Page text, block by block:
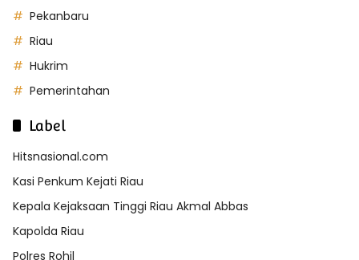
Pekanbaru
Riau
Hukrim
Pemerintahan
Label
Hitsnasional.com
Kasi Penkum Kejati Riau
Kepala Kejaksaan Tinggi Riau Akmal Abbas
Kapolda Riau
Polres Rohil